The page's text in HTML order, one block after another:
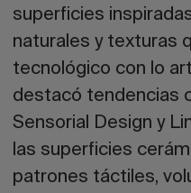
superficies
naturales y texturas
tecnológico con lo
destacó tendencias
Sensorial Design y
las superficies
patrones táctiles,